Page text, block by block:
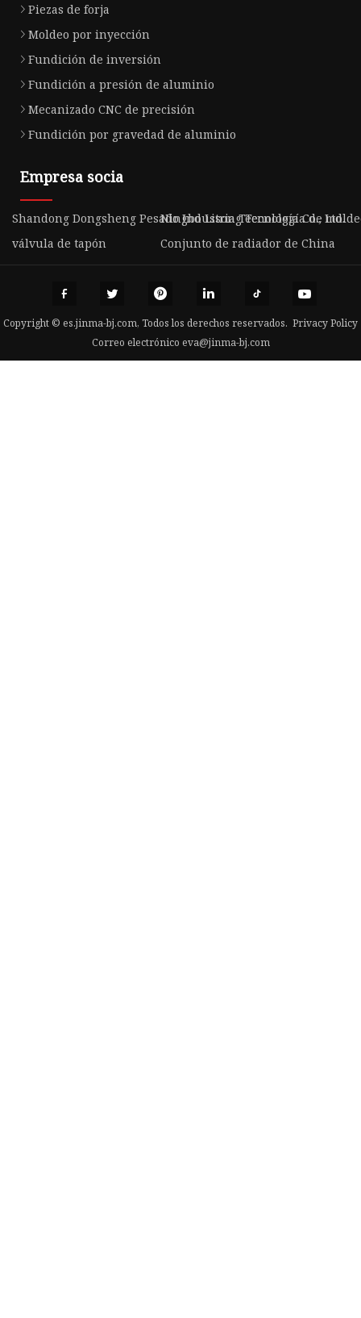
Piezas de forja
Moldeo por inyección
Fundición de inversión
Fundición a presión de aluminio
Mecanizado CNC de precisión
Fundición por gravedad de aluminio
Empresa socia
Shandong Dongsheng Pesado Industria Tecnología Co., Ltd.
Ningbo Lisong Tecnología de
válvula de tapón
Conjunto de radiador de China
Copyright © es.jinma-bj.com, Todos los derechos reservados. Privacy Policy
Correo electrónico eva@jinma-bj.com